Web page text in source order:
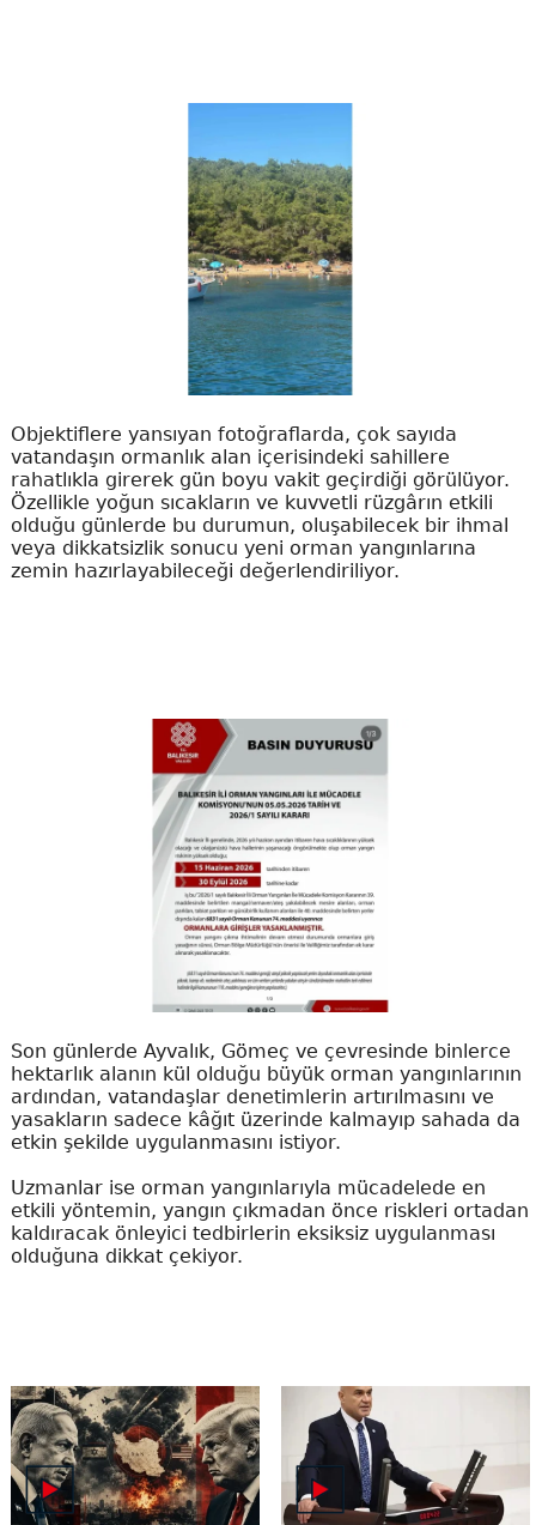
Objektiflere yansıyan fotoğraflarda, çok sayıda
vatandaşın ormanlık alan içerisindeki sahillere
rahatlıkla girerek gün boyu vakit geçirdiği görülüyor.
Özellikle yoğun sıcakların ve kuvvetli rüzgârın etkili
olduğu günlerde bu durumun, oluşabilecek bir ihmal
veya dikkatsizlik sonucu yeni orman yangınlarına
zemin hazırlayabileceği değerlendiriliyor.
Son günlerde Ayvalık, Gömeç ve çevresinde binlerce
hektarlık alanın kül olduğu büyük orman yangınlarının
ardından, vatandaşlar denetimlerin artırılmasını ve
yasakların sadece kâğıt üzerinde kalmayıp sahada da
etkin şekilde uygulanmasını istiyor.
Uzmanlar ise orman yangınlarıyla mücadelede en
etkili yöntemin, yangın çıkmadan önce riskleri ortadan
kaldıracak önleyici tedbirlerin eksiksiz uygulanması
olduğuna dikkat çekiyor.